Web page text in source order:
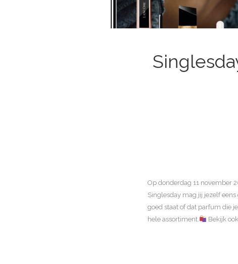
Op donderdag 11 november
Singlesday mag jij jezelf
goed staat of dat parfum die
hele assortiment.
Bekijk